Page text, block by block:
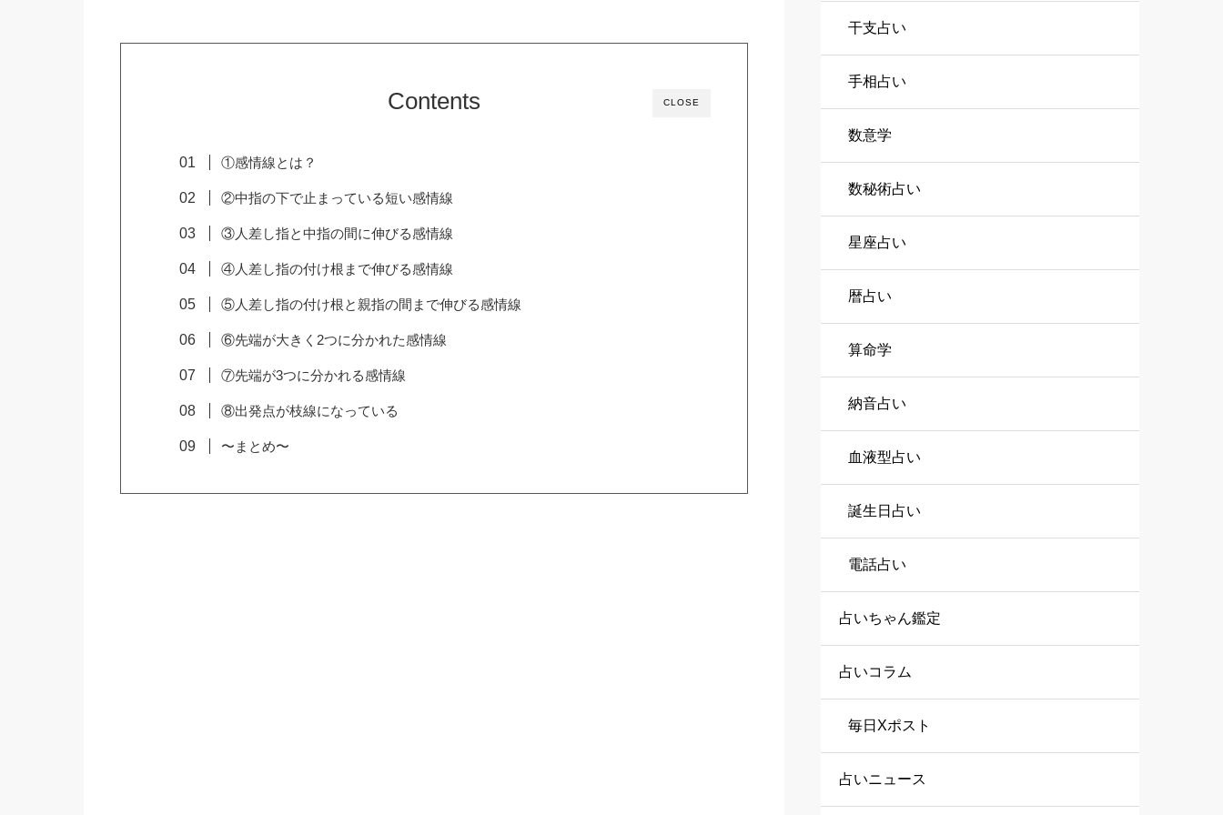
CLOSE
Contents
①感情線とは？
②中指の下で止まっている短い感情線
③人差し指と中指の間に伸びる感情線
④人差し指の付け根まで伸びる感情線
⑤人差し指の付け根と親指の間まで伸びる感情線
⑥先端が大きく2つに分かれた感情線
⑦先端が3つに分かれる感情線
⑧出発点が枝線になっている
〜まとめ〜
干支占い
手相占い
数意学
数秘術占い
星座占い
暦占い
算命学
納音占い
血液型占い
誕生日占い
電話占い
占いちゃん鑑定
占いコラム
毎日Xポスト
占いニュース